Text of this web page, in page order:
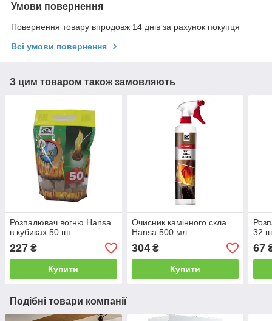
Умови повернення
Повернення товару впродовж 14 днів за рахунок покупця
Всі умови повернення
З цим товаром також замовляють
Розпалювач вогню Hansa
в кубиках 50 шт.
227 ₴
Купити
Очисник камінного скла
Hansa 500 мл
304₴
Купити
32
67
Подібні товари компанії